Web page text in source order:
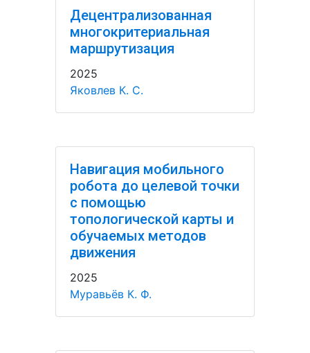
Децентрализованная
многокритериальная
маршрутизация
2025
Яковлев К. С.
Навигация мобильного
робота до целевой точки
с помощью
топологической карты и
обучаемых методов
движения
2025
Муравьёв К. Ф.